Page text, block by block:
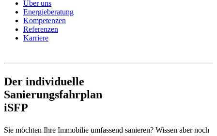
Über uns
Energieberatung
Kompetenzen
Referenzen
Karriere
Der individuelle
Sanierungs­fahrplan
iSFP
Sie möchten Ihre Immobilie umfassend sanieren? Wissen aber noch